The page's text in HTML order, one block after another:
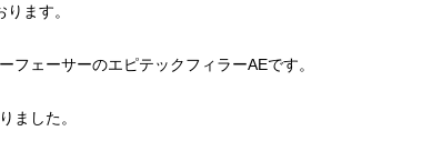
ます。
ェーサーのエピテックフィラーAEです。
ました。